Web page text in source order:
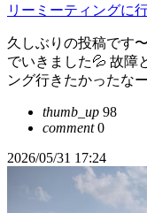
リーミーティングに
久しぶりの投稿です
でいきました💦 故障
ング行きたかったな
thumb_up 98
comment0
2026/05/31 17:24